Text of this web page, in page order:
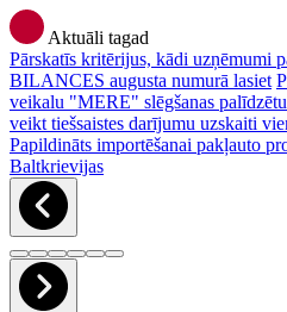
Aktuāli tagad
Pārskatīs kritērijus, kādi uzņēmumi
BILANCES augusta numurā lasiet
veikalu "MERE" slēgšanas
veikt tiešsaistes darījumu uzskaiti
Papildināts importēšanai pakļauto
Baltkrievijas